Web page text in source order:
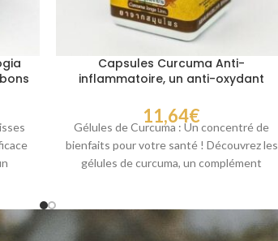
Capsules Curcuma Anti-
inflammatoire, un anti-oxydant
11,64€
Gélules de Curcuma : Un concentré de
bienfaits pour votre santé ! Découvrez les
gélules de curcuma, un complément